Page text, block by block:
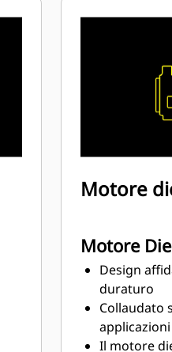
Motore
Motore
Design
duraturo
Collaudato
Il motore